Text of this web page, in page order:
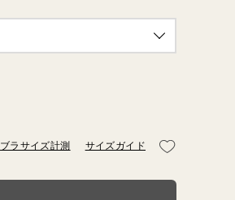
ブラサイズ計測 サイズガイド